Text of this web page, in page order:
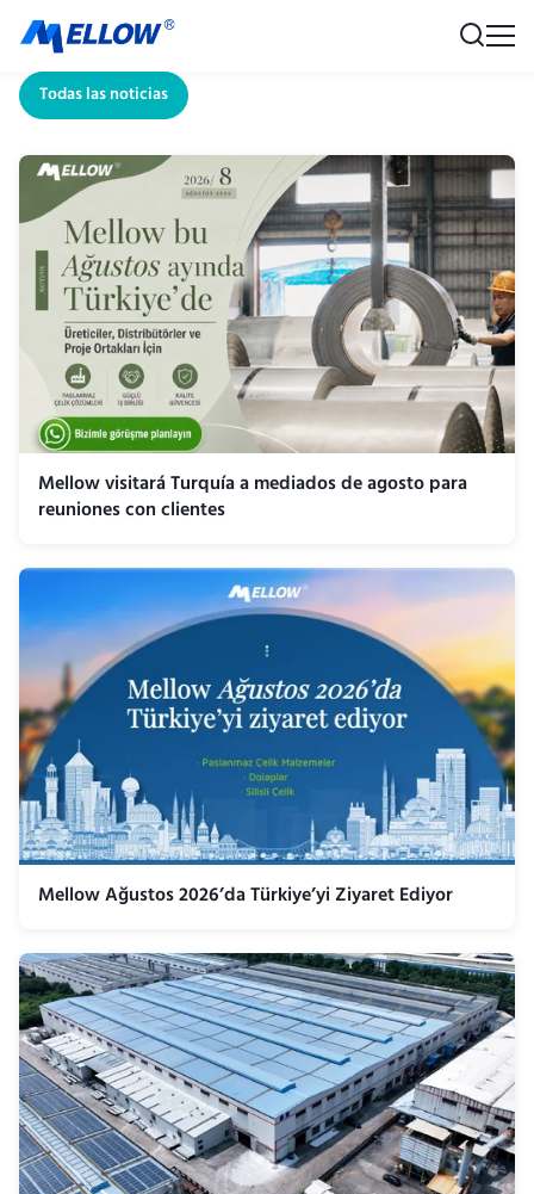
Todas las noticias
Mellow visitará Turquía a mediados de agosto para
reuniones con clientes
Mellow Ağustos 2026’da Türkiye’yi Ziyaret Ediyor